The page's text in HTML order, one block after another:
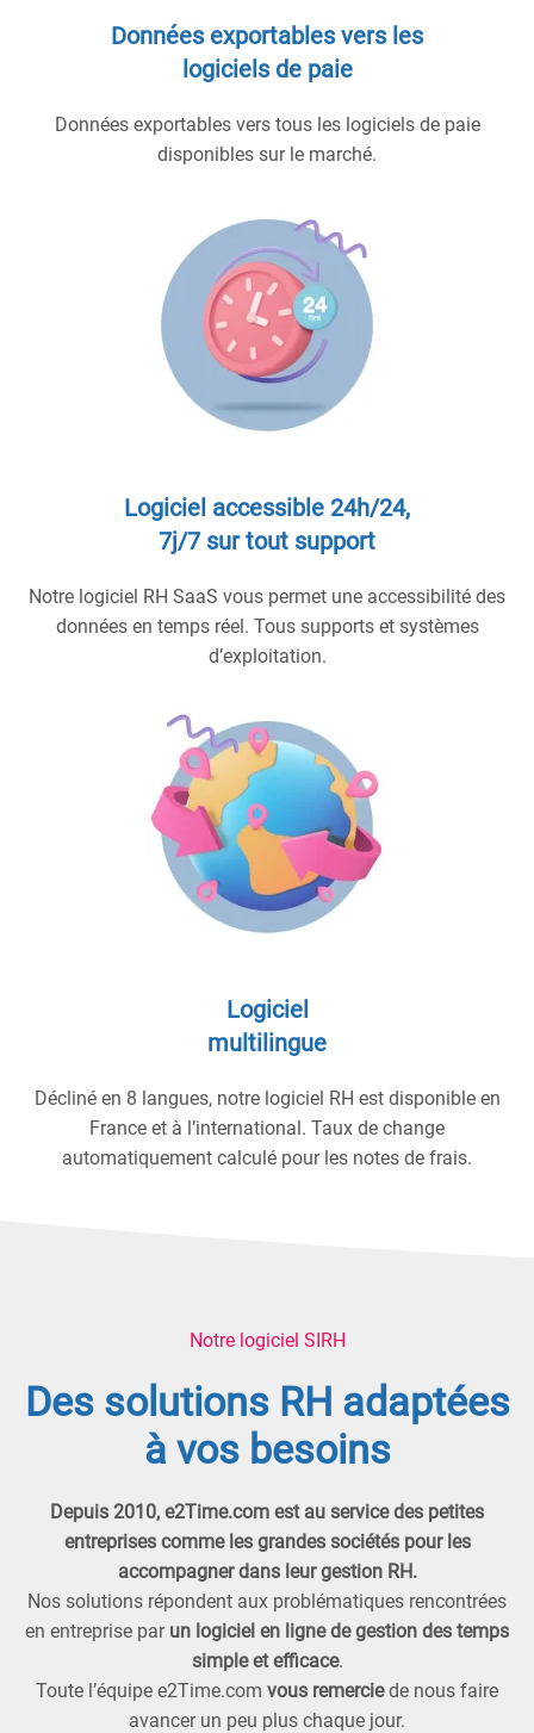
Données exportables vers les
logiciels de paie
Données exportables vers tous les logiciels de paie
disponibles sur le marché.
Logiciel accessible 24h/24,
7j/7 sur tout support
Notre logiciel RH SaaS vous permet une accessibilité des
données en temps réel. Tous supports et systèmes
d’exploitation.
Logiciel
multilingue
Décliné en 8 langues, notre logiciel RH est disponible en
France et à l’international. Taux de change
automatiquement calculé pour les notes de frais.
Notre logiciel SIRH
Des solutions RH adaptées
à vos besoins
Depuis 2010, e2Time.com est au service des petites
entreprises comme les grandes sociétés pour les
accompagner dans leur gestion RH.
Nos solutions répondent aux problématiques rencontrées
en entreprise parun logiciel en ligne de gestion des temps
simple et efficace.
Toute l’équipe e2Time.com vous remerciede nous faire
avancer un peu plus chaque jour.